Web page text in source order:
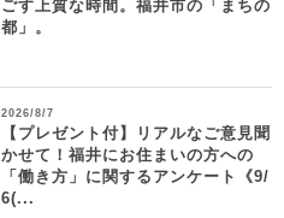
ごす上質な時間。福井市の「まちの
都」。
2026/8/7
【プレゼント付】リアルなご意見聞
かせて！福井にお住まいの方への
「働き方」に関するアンケート《9/
6(...